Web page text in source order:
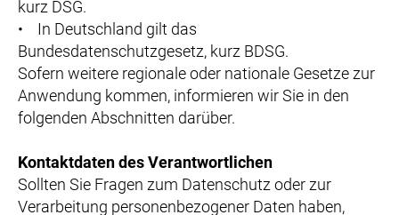
kurz DSG.
• In Deutschland gilt das
Bundesdatenschutzgesetz, kurz BDSG.
Sofern weitere regionale oder nationale Gesetze zur
Anwendung kommen, informieren wir Sie in den
folgenden Abschnitten darüber.
Kontaktdaten des Verantwortlichen
Sollten Sie Fragen zum Datenschutz oder zur
Verarbeitung personenbezogener Daten haben,